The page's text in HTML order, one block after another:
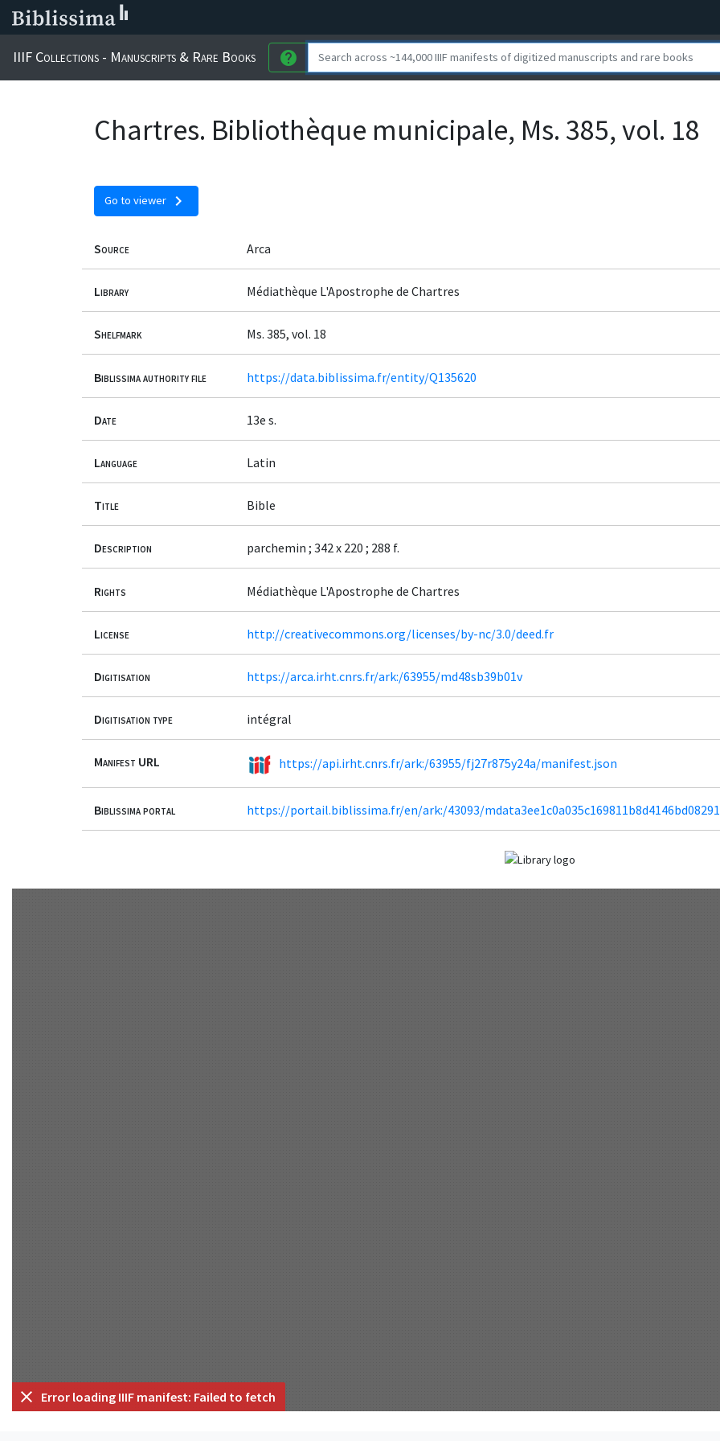
IIIF Collections - Manuscripts & Rare Books help
Chartres. Bibliothèque municipale, Ms. 385, vol. 18
Go to viewer chevron_right
Source Arca
Library Médiathèque L'Apostrophe de Chartres
Shelfmark Ms. 385, vol. 18
Biblissima authority file https://data.biblissima.fr/entity/Q135620
Date 13e s.
Language Latin
Title Bible
Description parchemin ; 342 x 220 ; 288 f.
Rights Médiathèque L'Apostrophe de Chartres
License http://creativecommons.org/licenses/by-nc/3.0/deed.fr
Digitisation https://arca.irht.cnrs.fr/ark:/63955/md48sb39b01v
Digitisation type intégral
Manifest URL https://api.irht.cnrs.fr/ark:/63955/fj27r875y24a/manifest.json
Biblissima portal https://portail.biblissima.fr/en/ark:/43093/
Error loading IIIF manifest: Failed to fetch